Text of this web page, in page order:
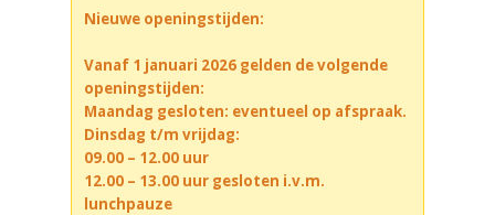
Nieuwe openingstijden:
Vanaf 1 januari 2026 gelden de volgende
openingstijden:
Maandag gesloten: eventueel op afspraak.
Dinsdag t/m vrijdag:
09.00 – 12.00 uur
12.00 – 13.00 uur gesloten i.v.m.
lunchpauze